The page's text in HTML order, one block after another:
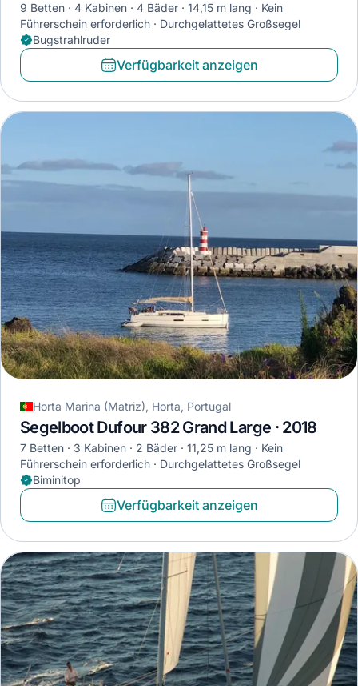
9 Betten 4 Kabinen 4 Bäder 14,15 m lang
Kein
Führerschein erforderlich
Durchgelattetes Großsegel
Bugstrahlruder
Verfügbarkeit anzeigen
Horta Marina (Matriz), Horta, Portugal
Segelboot Dufour 382 Grand Large · 2018
7 Betten 3 Kabinen 2 Bäder 11,25 m lang
Kein
Führerschein erforderlich
Durchgelattetes Großsegel
Biminitop
Verfügbarkeit anzeigen